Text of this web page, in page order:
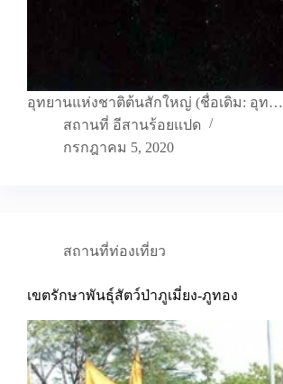
อุทยานแห่งชาติต้นสักใหญ่ (ชื่อเดิม: อุท…
สถานที่ อีสานร้อยแปด
กรกฎาคม 5, 2020
สถานที่ท่องเที่ยว
เขตรักษาพันธุ์สัตว์ป่าภูเมี่ยง-ภูทอง